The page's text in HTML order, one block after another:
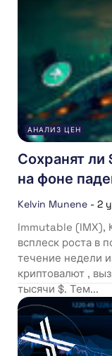
АНАЛИЗ ЦЕН
Сохранят ли
на фоне
Kelvin Munene - 2
Immutable (IMX),
всплеск роста в
течение недели
криптовалют ,
тысячи $. Тем...